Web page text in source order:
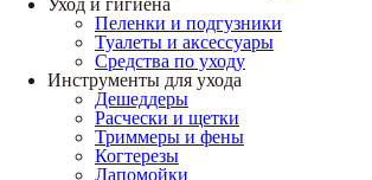
Уход и гигиена
Пеленки и подгузники
Туалеты и аксессуары
Средства по уходу
Инструменты для ухода
Дешеддеры
Расчески и щетки
Триммеры и фены
Когтерезы
Лапомойки